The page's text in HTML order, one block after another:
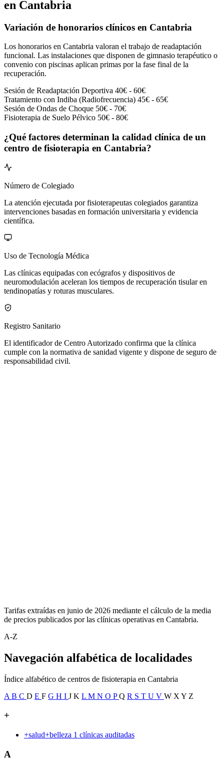
en Cantabria
Variación de honorarios clínicos en Cantabria
Los honorarios en Cantabria valoran el trabajo de readaptación
funcional. Las instalaciones que disponen de gimnasio terapéutico o
convenio con piscinas aplican primas por la fase final de la
recuperación.
Sesión de Readaptación Deportiva 40€ - 60€
Tratamiento con Indiba (Radiofrecuencia) 45€ - 65€
Sesión de Ondas de Choque 50€ - 70€
Fisioterapia de Suelo Pélvico 50€ - 80€
¿Qué factores determinan la calidad clínica de un
centro de fisioterapia en Cantabria?
Número de Colegiado
La atención ejecutada por fisioterapeutas colegiados garantiza
intervenciones basadas en formación universitaria y evidencia
científica.
Uso de Tecnología Médica
Las clínicas equipadas con ecógrafos y dispositivos de
neuromodulación aceleran los tiempos de recuperación tisular en
tendinopatías y roturas musculares.
Registro Sanitario
El identificador de Centro Autorizado confirma que la clínica
cumple con la normativa de sanidad vigente y dispone de seguro de
responsabilidad civil.
Tarifas extraídas en junio de 2026 mediante el cálculo de la media
de precios publicados por las clínicas operativas en Cantabria.
A-Z
Navegación alfabética de localidades
Índice alfabético de centros de fisioterapia en Cantabria
A B C D E F G H I J K L M N O PQ R S T U V W X Y Z
+
+salud+belleza 1 clínicas auditadas
A